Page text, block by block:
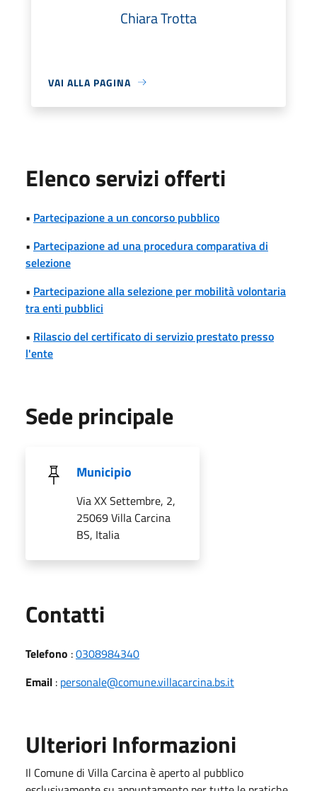
Chiara Trotta
VAI ALLA PAGINA
Elenco servizi offerti
• Partecipazione a un concorso pubblico
• Partecipazione ad una procedura comparativa di
selezione
• Partecipazione alla selezione per mobilità volontaria
tra enti pubblici
• Rilascio del certificato di servizio prestato presso
l'ente
Sede principale
Municipio
Via XX Settembre, 2,
25069 Villa Carcina
BS, Italia
Contatti
Telefono :0308984340
Email : personale@comune.villacarcina.bs.it
Ulteriori Informazioni
Il Comune di Villa Carcina è aperto al pubblico